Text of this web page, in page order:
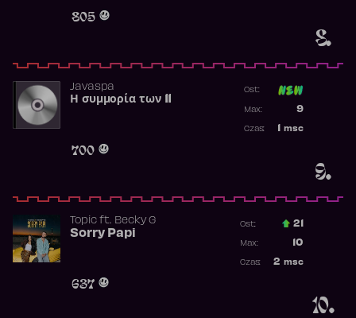
8.
805
9.
Javaspa
Η συμμορία των 11
700
Ost:
9
Max:
msc
Czas:
10.
Topicft. Becky G
Sorry Papi
637
Ost.: 21
10
Max:
2 msc
Czas: